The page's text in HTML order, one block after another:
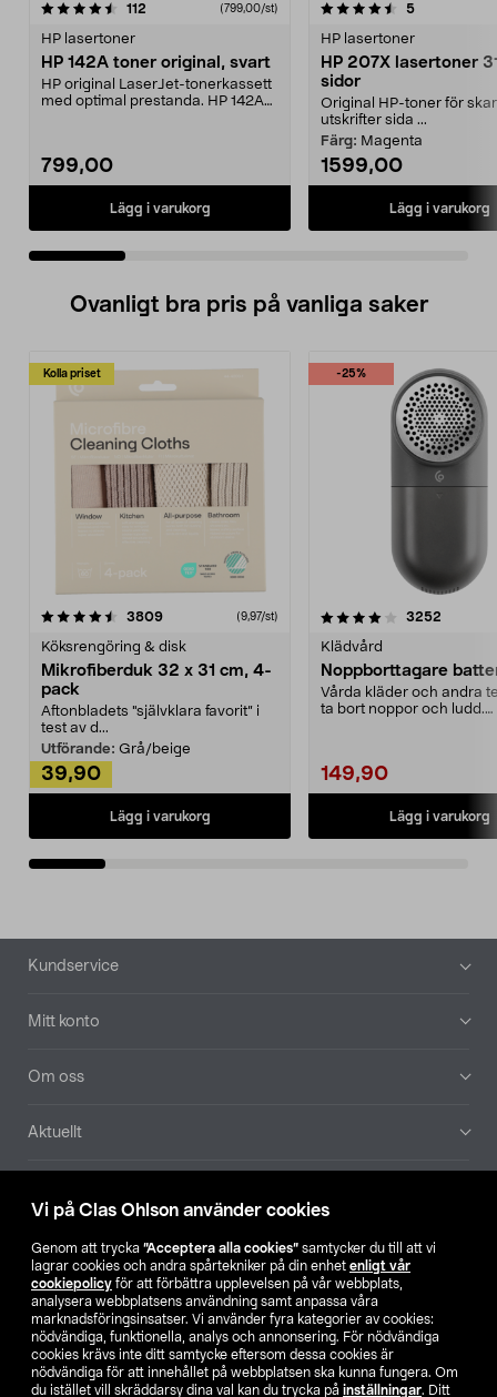
Vi på Clas Ohlson använder cookies
Genom att trycka ”Acceptera alla cookies” samtycker du till att vi
lagrar cookies och andra spårtekniker på din enhet enligt vår
cookiepolicy för att förbättra upplevelsen på vår webbplats,
analysera webbplatsens användning samt anpassa våra
marknadsföringsinsatser. Vi använder fyra kategorier av cookies:
nödvändiga, funktionella, analys och annonsering. För nödvändiga
cookies krävs inte ditt samtycke eftersom dessa cookies är
nödvändiga för att innehållet på webbplatsen ska kunna fungera. Om
du istället vill skräddarsy dina val kan du trycka på inställningar. Ditt
112 (799,00/st)
HP lasertoner
HP 142A toner original, svart
HP original LaserJet-tonerkassett
med optimal prestanda. HP 142A
799,00
Lägg i varukorg
4.5 av 5 stjärnor 5recensioner
HP lasertoner
HP 207X lasertoner
sidor
Original HP-toner för
utskrifter sida ...
Färg: Magenta
1599,00
Lägg i varukorg
4.5 av 5 stjärnor
Ovanligt bra pris på vanliga saker
Kolla priset
3809recensioner (9,97/st)
Köksrengöring & disk
Mikrofiberduk 32 x 31 cm, 4-
pack
Aftonbladets "självklara favorit” i
test av d...
Utförande: Grå/beige
39,90
Lägg i varukorg
-25%
4.0av 5 stjärnor 3252
Klädvård
Noppborttagare
Vårda kläder och andra
ta bort noppor och ludd.
149,90
Lägg i varukorg
4.5av 5 stjärnor
Sidfot
Kundservice
Mitt konto
Om oss
Aktuellt
Hitta butik
SE NO FI